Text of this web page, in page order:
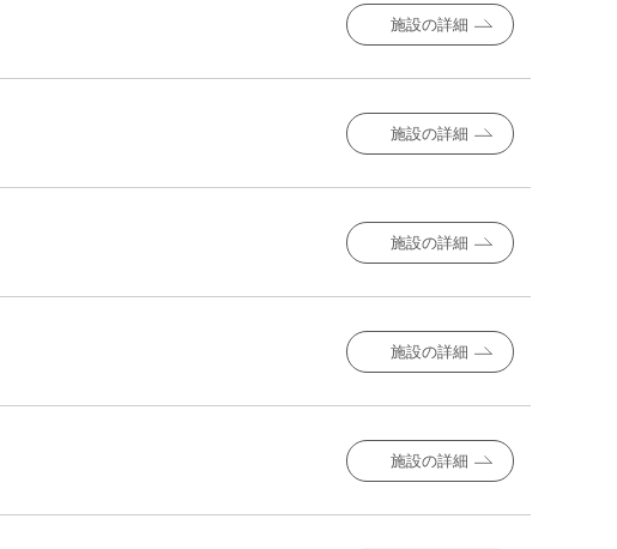
施設の詳細
施設の詳細
施設の詳細
施設の詳細
施設の詳細